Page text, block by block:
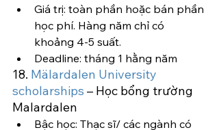
Giá trị: toàn phần hoặc bán phần
học phí. Hàng năm chỉ có
khoảng 4-5 suất.
Deadline: tháng 1 hằng năm
18. Mälardalen University
scholarships – Học bổng trường
Malardalen
Bậc học: Thạc sĩ/ các ngành có